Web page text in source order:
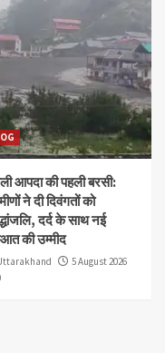
आपदा की पहली बरसी:
ने दी दिवंगतों को
दर्द के साथ नई
की उम्मीद
5 August 2026